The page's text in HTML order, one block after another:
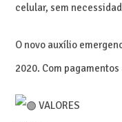
celular, sem
O novo auxílio
2020. Com
VALORES